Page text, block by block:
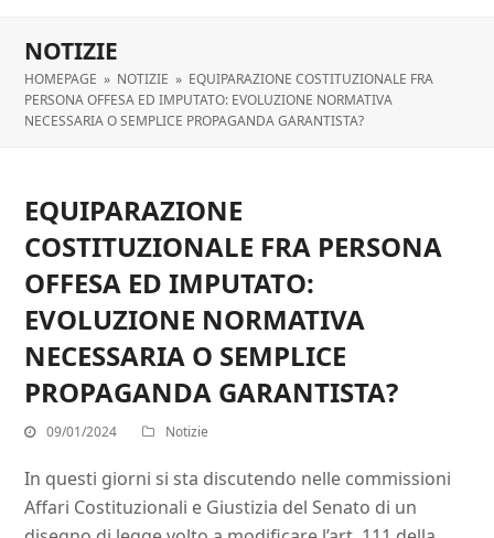
NOTIZIE
HOMEPAGE » NOTIZIE » EQUIPARAZIONE COSTITUZIONALE FRA
PERSONA OFFESA ED IMPUTATO: EVOLUZIONE NORMATIVA
NECESSARIA O SEMPLICE PROPAGANDA GARANTISTA?
EQUIPARAZIONE
COSTITUZIONALE FRA PERSONA
OFFESA ED IMPUTATO:
EVOLUZIONE NORMATIVA
NECESSARIA O SEMPLICE
PROPAGANDA GARANTISTA?
09/01/2024 Notizie
In questi giorni si sta discutendo nelle commissioni
Affari Costituzionali e Giustizia del Senato di un